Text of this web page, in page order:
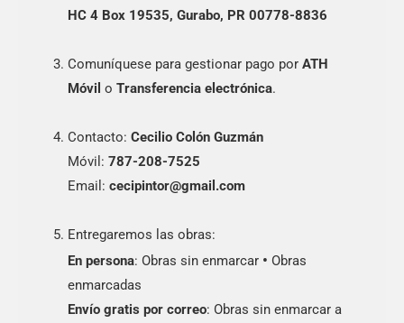
HC 4 Box 19535, Gurabo, PR 00778-8836
Comuníquese para gestionar pago por ATH
Móvil o Transferencia electrónica.
Contacto: Cecilio Colón Guzmán
Móvil: 787-208-7525
Email: cecipintor@gmail.com
Entregaremos las obras:
En persona: Obras sin enmarcar • Obras
enmarcadas
Envío gratis por correo: Obras sin enmarcar a